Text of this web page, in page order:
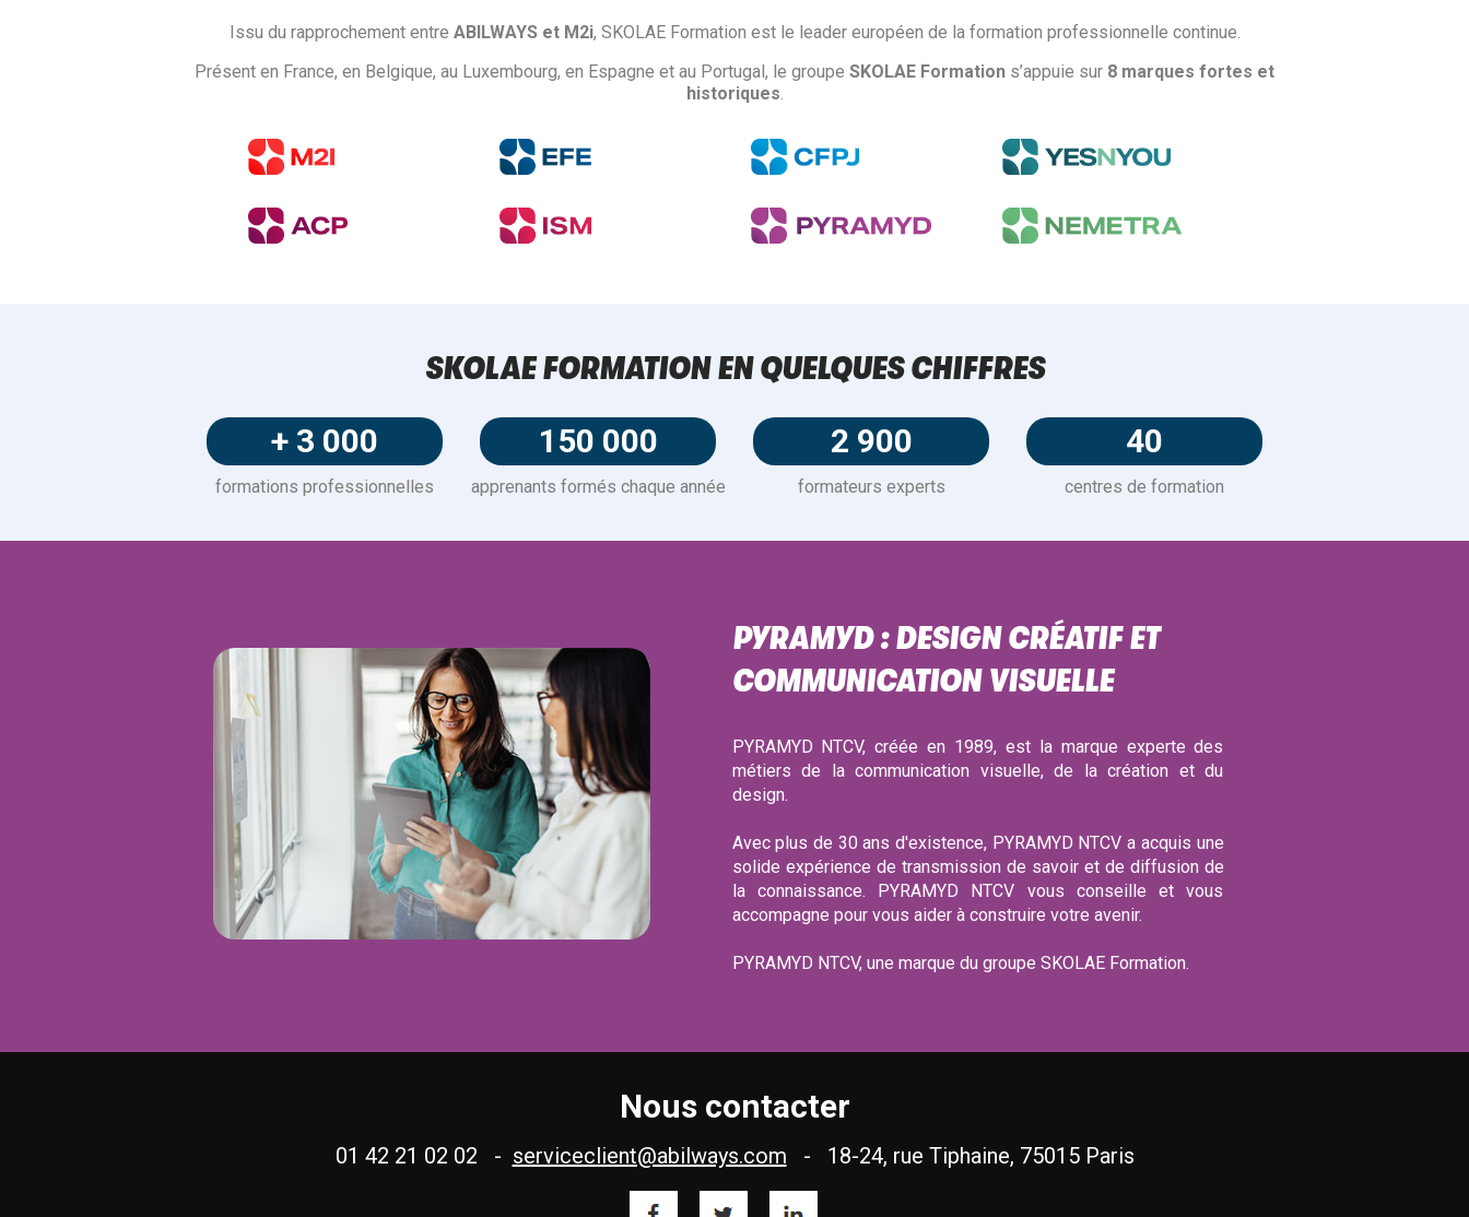
Issu du rapprochement entre ABILWAYS et M2i, SKOLAE Formation est le leader européen de la formation professionnelle continue.
Présent en France, en Belgique, au Luxembourg, en Espagne et au Portugal, le groupe SKOLAE Formation s’appuie sur 8 marques fortes et
historiques.
SKOLAE FORMATION EN QUELQUES CHIFFRES
+ 3 000
formations professionnelles
150 000
apprenants formés chaque année
2 900
formateurs experts
40
centres de formation
PYRAMYD : DESIGN CRÉATIF ET
COMMUNICATION VISUELLE
PYRAMYD NTCV, créée en 1989, est la marque experte des
métiers de la communication visuelle, de la création et du
design.
Avec plus de 30 ans d'existence, PYRAMYD NTCV a acquis une
solide expérience de transmission de savoir et de diffusion de
la connaissance. PYRAMYD NTCV vous conseille et vous
accompagne pour vous aider à construire votre avenir.
PYRAMYD NTCV, une marque du groupe SKOLAE Formation.
Nous contacter
01 42 21 02 02 - serviceclient@abilways.com - 18-24, rue Tiphaine, 75015 Paris